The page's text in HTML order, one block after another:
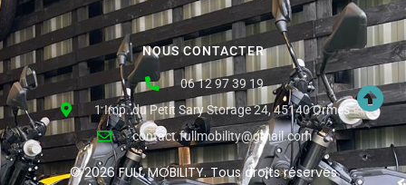
NOUS CONTACTER
06 12 97 39 19
1 Imp. du Petit Sary Storage 24, 45140 Ormes
contact.fullmobility@gmail.com
© 2026 FULL MOBILITY. Tous droits réservés